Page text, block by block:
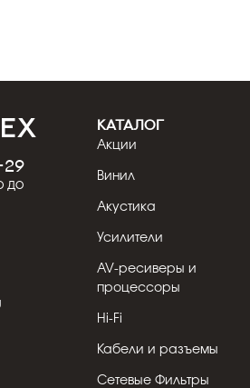
Кострицын Евгений
Emotiva
это возможность испытать
звучания отдельных
29
до
КАТАЛОГ
Акции
Винил
Акустика
Усилители
AV-ресиверы и
процессоры
Hi-Fi
Кабели и разъемы
Сетевые Фильтры